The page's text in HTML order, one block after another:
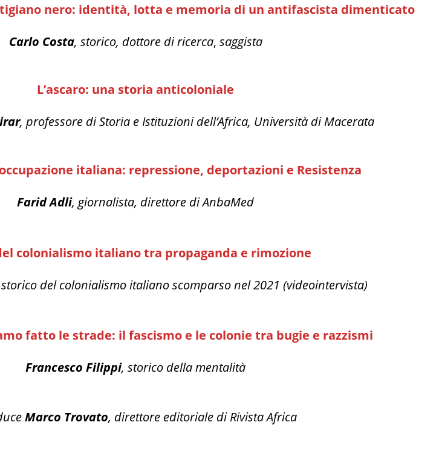
nero: identità, lotta e memoria di un antifascista dimenticato
Carlo Costa, storico, dottore di ricerca, saggista
L’ascaro: una storia anticoloniale
, professore di Storia e Istituzioni dell’Africa, Università di Macerata
italiana: repressione, deportazioni e Resistenza
Farid Adli, giornalista, direttore di AnbaMed
colonialismo italiano tra propaganda e rimozione
del colonialismo italiano scomparso nel 2021 (videointervista)
fatto le strade: il fascismo e le colonie tra bugie e razzismi
Francesco Filippi, storico della mentalità
Marco Trovato, direttore editoriale di Rivista Africa